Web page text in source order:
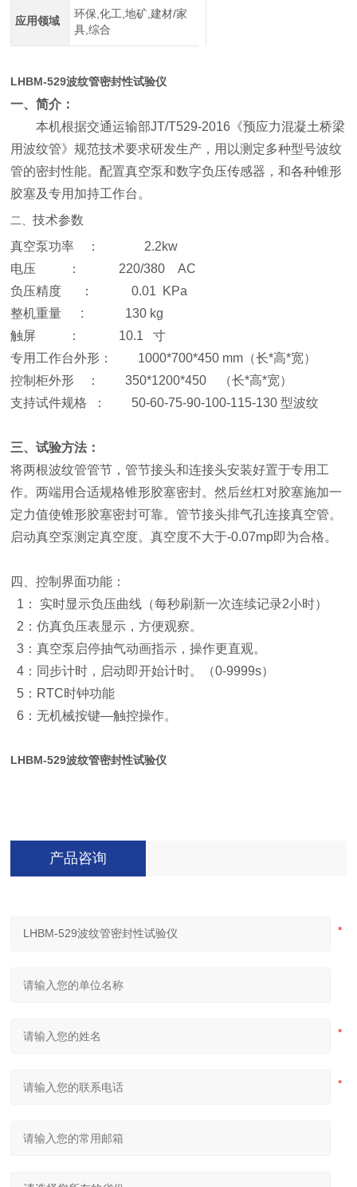
应用领域
环保,化工,地矿,建材/家
具,综合
LHBM-529波纹管密封性试验仪
一、简介：
本机根据交通运输部JT/T529-2016 《预应力混凝土桥梁
用波纹管》规范技术要求研发生产，用以测定多种型号波纹
管的密封性能。配置真空泵和数字负压传感器，和各种锥形
胶塞及专用加持工作台。
二、技术参数
真空泵功率
：
2.2kw
电压
： 220/380
AC
负压精度
： 0.01
KPa
整机重量
:
130 kg
触屏
： 10.1
寸
专用工作台外形：
1000*700*450 mm （长*高*宽）
控制柜外形
： 350*1200*450 （长*高*宽）
支持试件规格
： 50-60-75-90-100-115-130型波纹
三、试验方法：
将两根波纹管管节，管节接头和连接头安装好置于专用工
作。两端用合适规格锥形胶塞密封。然后丝杠对胶塞施加一
定力值使锥形胶塞密封可靠。管节接头排气孔连接真空管。
启动真空泵测定真空度。真空度不大于-0.07mp即为合格。
四、控制界面功能：
1 ： 实时显示负压曲线（每秒刷新一次连续记录2小时）
2 ：仿真负压表显示，方便观察。
3 ：真空泵启停抽气动画指示，操作更直观。
4 ：同步计时，启动即开始计时。（0-9999s）
5 ： RTC时钟功能
6 ：无机械按键—触控操作。
LHBM-529波纹管密封性试验仪
产品咨询